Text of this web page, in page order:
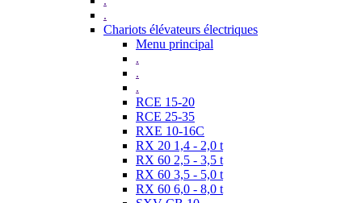
.
Chariots élévateurs électriques
Menu principal
.
.
.
RCE 15-20
RCE 25-35
RXE 10-16C
RX 20 1,4 - 2,0 t
RX 60 2,5 - 3,5 t
RX 60 3,5 - 5,0 t
RX 60 6,0 - 8,0 t